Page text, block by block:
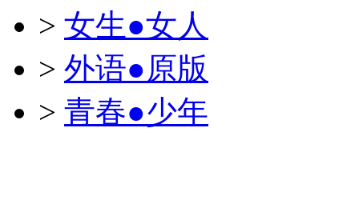
> 女生●女人
> 外语●原版
> 青春●少年